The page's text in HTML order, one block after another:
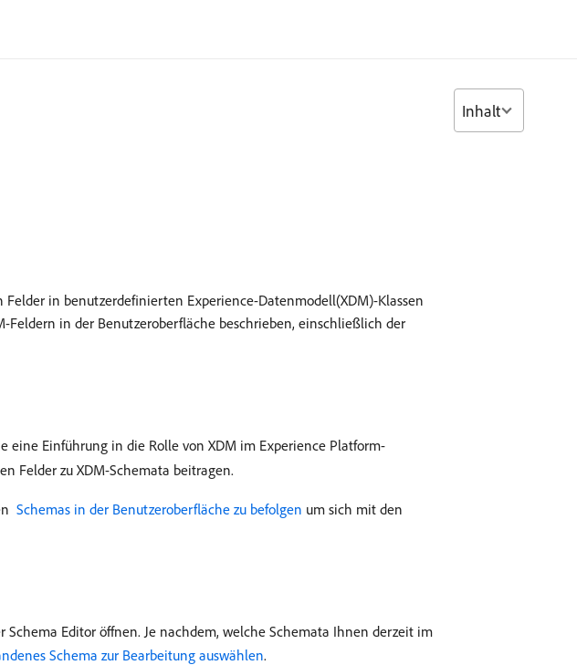
in benutzerdefinierten Experience-Datenmodell(XDM)-Klassen
in der Benutzeroberfläche beschrieben, einschließlich der
eine Einführung in die Rolle von XDM im Experience Platform-
Felder zu XDM-Schemata beitragen.
​ Schemas in der Benutzeroberfläche zu befolgen um sich mit den
Editor öffnen. Je nachdem, welche Schemata Ihnen derzeit im
Schema zur Bearbeitung auswählen.
Inhalt